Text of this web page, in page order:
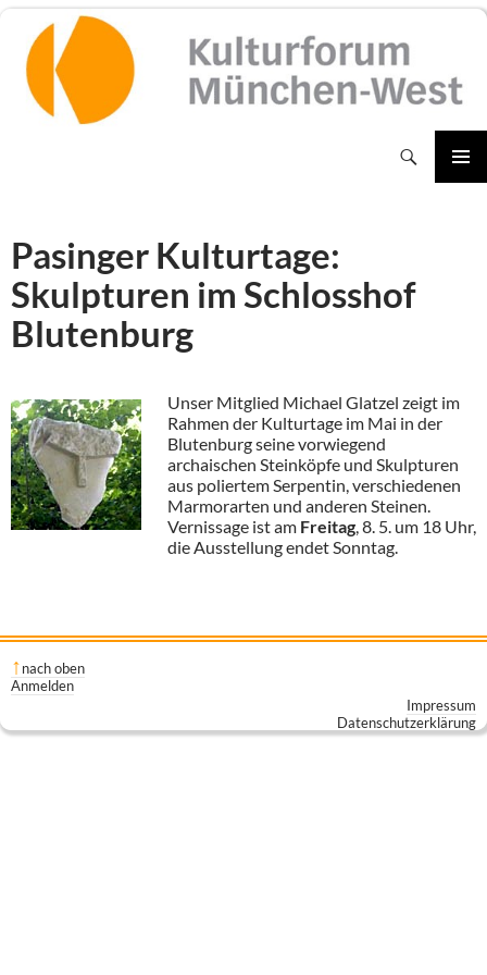
Inhalt
springen
Pasinger Kulturtage:
Skulpturen im Schlosshof
Blutenburg
Unser Mitglied Michael Glatzel zeigt im
Rahmen der Kulturtage im Mai in der
Blutenburg seine vorwiegend
archaischen Steinköpfe und Skulpturen
aus poliertem Serpentin, verschiedenen
Marmorarten und anderen Steinen.
Vernissage ist am Freitag, 8. 5. um 18 Uhr,
die Ausstellung endet Sonntag.
nach oben
Anmelden
Impressum
Datenschutzerklärung